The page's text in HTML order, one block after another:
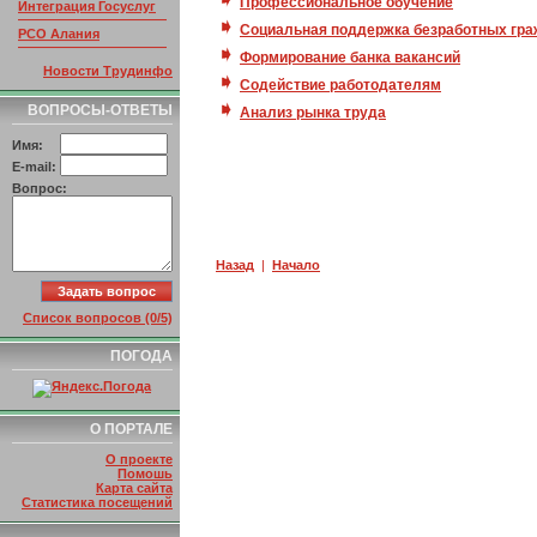
РСО Алания
ссылок
Новости Трудинфо
ВОПРОСЫ-ОТВЕТЫ
Имя:
E-mail:
Вопрос:
Список вопросов (0/5)
ПОГОДА
О ПОРТАЛЕ
О проекте
Помошь
Карта сайта
Статистика посещений
Социальная поддержка безработных
Формирование банка вакансий
Содействие работодателям
Анализ рынка труда
Назад | Начало